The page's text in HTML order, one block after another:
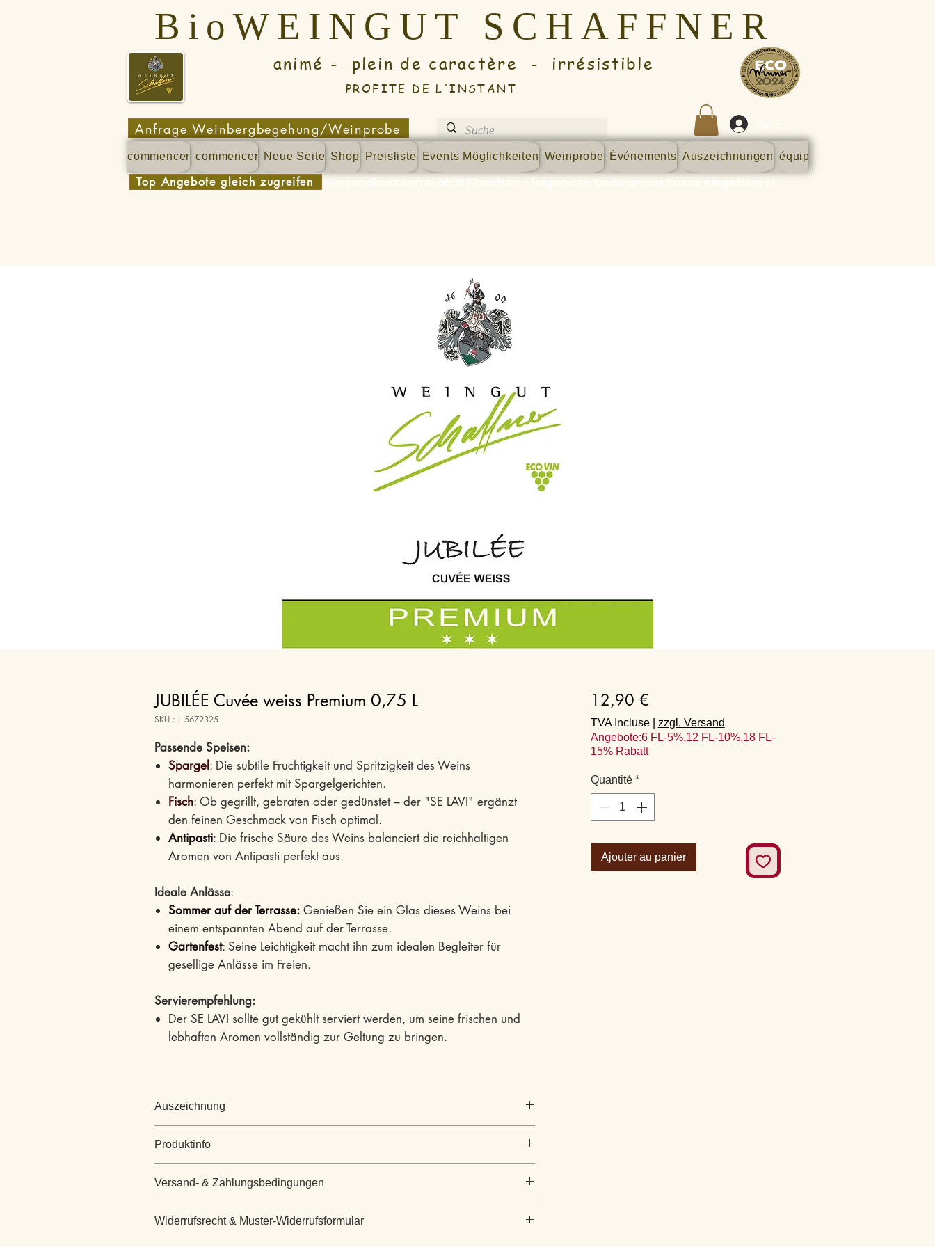
BioWEINGUT SCHAFFNER
animé - plein de caractère - irrésistible
PROFITE DE L'INSTANT
Anfrage Weinbergbegehung/Weinprobe
commencer commencer Neue Seite Shop Preisliste Events Möglichkeiten Weinprobe Événements Auszeichnungen équipe
Top Angebote gleich zugreifen Versandkostenfrei ab 18 Flaschen - folgenden Code an der Kasse eingeben: v1
JUBILÉE Cuvée weiss Premium 0,75 L
SKU : L 5672325
Passende Speisen:
Spargel: Die subtile Fruchtigkeit und Spritzigkeit des Weins
harmonieren perfekt mit Spargelgerichten.
Fisch: Ob gegrillt, gebraten oder gedünstet – der "SE LAVI" ergänzt
den feinen Geschmack von Fisch optimal.
Antipasti: Die frische Säure des Weins balanciert die reichhaltigen
Aromen von Antipasti perfekt aus.
Ideale Anlässe:
Sommer auf der Terrasse: Genießen Sie ein Glas dieses Weins bei
einem entspannten Abend auf der Terrasse.
Gartenfest: Seine Leichtigkeit macht ihn zum idealen Begleiter für
gesellige Anlässe im Freien.
Servierempfehlung:
Der SE LAVI sollte gut gekühlt serviert werden, um seine frischen und
lebhaften Aromen vollständig zur Geltung zu bringen.
Auszeichnung
Produktinfo
Versand- & Zahlungsbedingungen
Widerrufsrecht & Muster-Widerrufsformular
12,90 €Prix
TVA Incluse| zzgl. Versand
Angebote:6 FL-5%,12 FL-10%,18 FL-
15% Rabatt
Quantité *
Ajouter au panier